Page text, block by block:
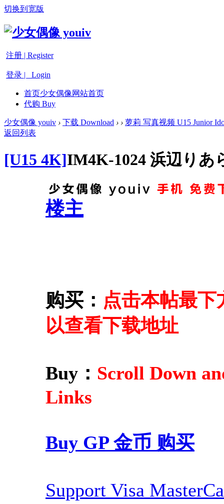
切换到宽版
注册 | Register
登录 | Login
首页少女偶像网站首页
代购 Buy
少女偶像 youiv › 下载 Download › › 萝莉 写真视频 U15 Junior
返回列表
[U15 4K]IM4K-1024 浜辺りあ
楼主
购买： 点击本帖最
以查看下载地址
Buy： Scroll Down
Links
Buy GP 金币 购买
Support Visa